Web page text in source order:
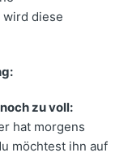
diese
zu voll:
hat morgens
möchtest ihn auf